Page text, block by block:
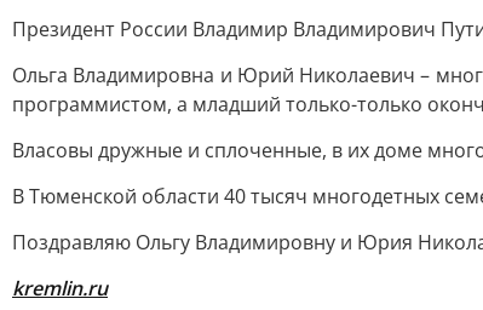
Президент России Владимир Владимирович
Ольга Владимировна и Юрий Николаевич –
программистом, а младший только-только
Власовы дружные и сплоченные, в их доме
В Тюменской области 40 тысяч многодетных
Поздравляю Ольгу Владимировну и Юрия
kremlin.ru